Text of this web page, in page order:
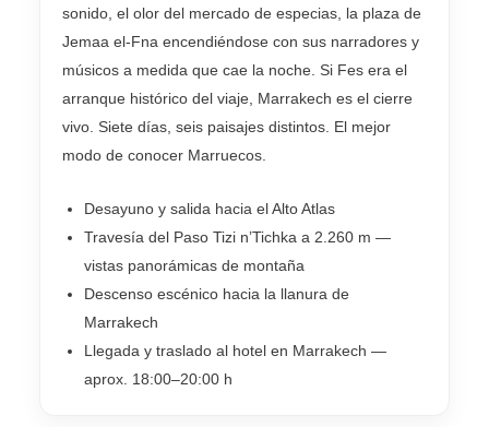
sonido, el olor del mercado de especias, la plaza de
Jemaa el-Fna encendiéndose con sus narradores y
músicos a medida que cae la noche. Si Fes era el
arranque histórico del viaje, Marrakech es el cierre
vivo. Siete días, seis paisajes distintos. El mejor
modo de conocer Marruecos.
Desayuno y salida hacia el Alto Atlas
Travesía del Paso Tizi n’Tichka a 2.260 m —
vistas panorámicas de montaña
Descenso escénico hacia la llanura de
Marrakech
Llegada y traslado al hotel en Marrakech —
aprox. 18:00–20:00 h